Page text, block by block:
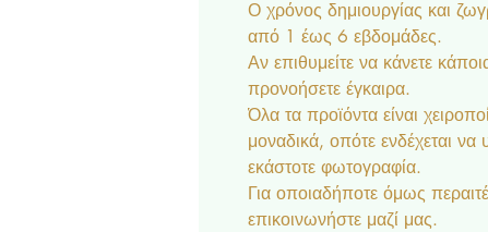
Ο χρόνος δημιουργίας και
από 1 έως 6 εβδομάδες.
Αν επιθυμείτε να κάνετε
προνοήσετε έγκαιρα.
Όλα τα προϊόντα είναι
μοναδικά, οπότε ενδέχεται
εκάστοτε φωτογραφία.
Για οποιαδήποτε όμως
επικοινωνήστε μαζί μας.